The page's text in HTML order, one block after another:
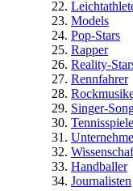
Models
Pop-Stars
Rapper
Reality-
Rennfahrer
Singer-
Handballer
Journalisten